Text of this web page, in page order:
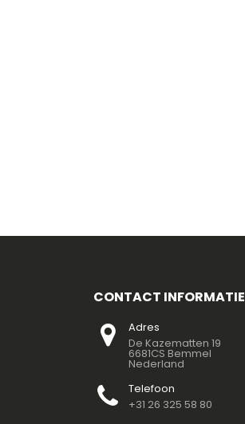
CONTACT INFORMATIE
Adres
De Kazematten 19
6681CS Bemmel
Nederland
Telefoon
+31 26 325 58 80